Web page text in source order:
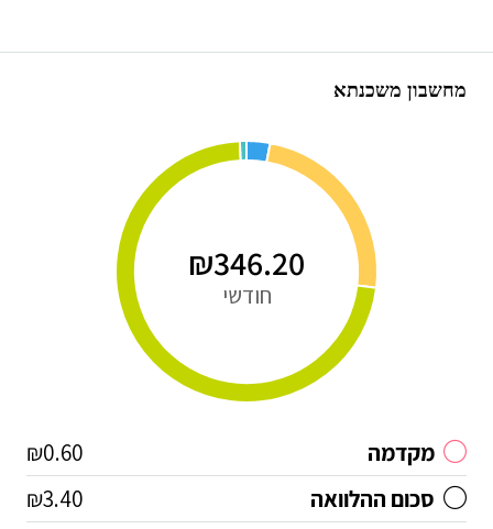
מחשבון משכנתא
₪346.20
חודשי
מקדמה
₪0.60
סכום ההלוואה
₪3.40